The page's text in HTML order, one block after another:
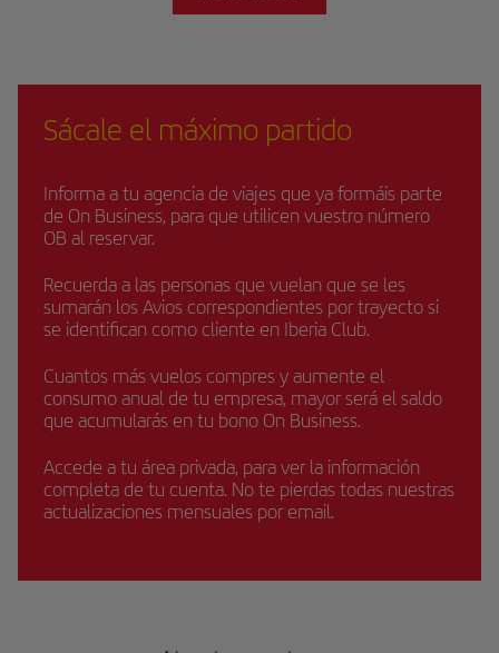
Sácale el máximo partido
Informa a tu agencia de viajes que ya formáis parte
de On Business, para que utilicen vuestro número
OB al reservar.
Recuerda a las personas que vuelan que se les
sumarán los Avios correspondientes por trayecto si
se identifican como cliente en Iberia Club.
Cuantos más vuelos compres y aumente el
consumo anual de tu empresa, mayor será el saldo
que acumularás en tu bono On Business.
Accede a tu área privada, para ver la información
completa de tu cuenta. No te pierdas todas nuestras
actualizaciones mensuales por email.